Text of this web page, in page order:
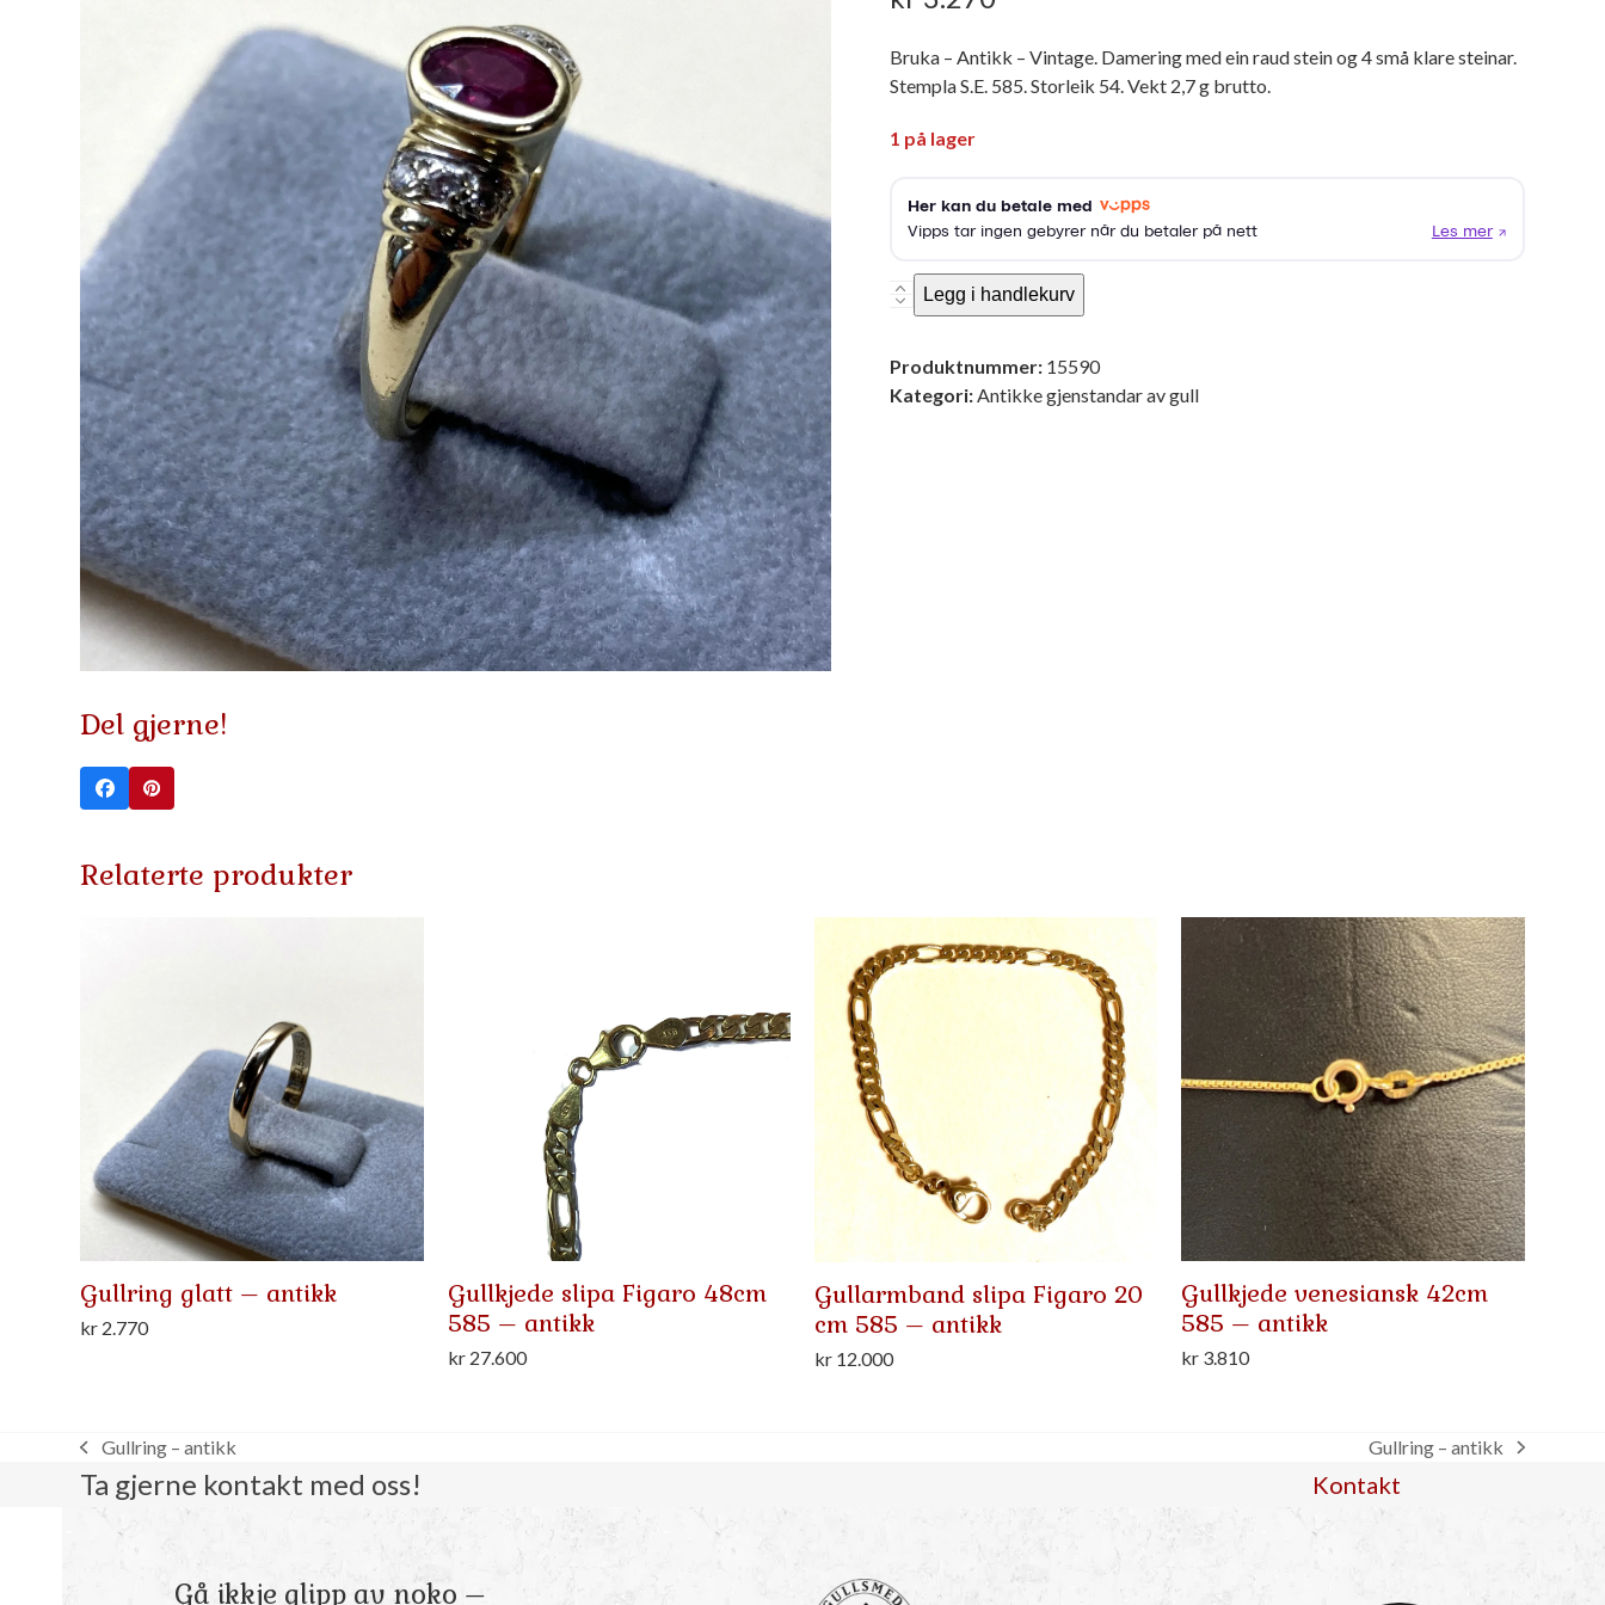
Bruka – Antikk – Vintage. Damering med ein raud stein og 4 små klare steinar.
Stempla S.E. 585. Storleik 54. Vekt 2,7 g brutto.
1 på lager
Gullring
antall
Legg i handlekurv
Produktnummer: 15590
Kategori: Antikke gjenstandar av gull
Del gjerne!
Relaterte produkter
Gullring glatt – antikk
kr 2.770
Gullkjede slipa Figaro 48cm
585 – antikk
kr27.600
Gullarmband slipa Figaro 20
cm 585 – antikk
kr12.000
Gullkjede venesiansk 42cm
585 – antikk
kr 3.810
previous
post:
Gullring – antikk
next
post:
Gullring – antikk
Ta gjerne kontakt med oss! Kontakt
Gå ikkje glipp av noko –